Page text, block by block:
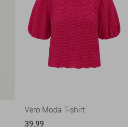
Vero Moda T-shirt
39,99